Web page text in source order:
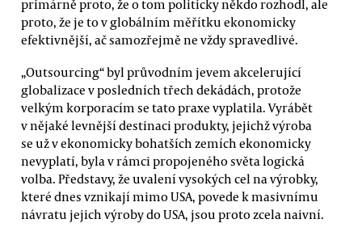
primárně proto, že o tom politicky někdo rozhodl, ale
proto, že je to v globálním měřítku ekonomicky
efektivnější, ač samozřejmě ne vždy spravedlivé.
„Outsourcing“ byl průvodním jevem akcelerující
globalizace v posledních třech dekádách, protože
velkým korporacím se tato praxe vyplatila. Vyrábět
v nějaké levnější destinaci produkty, jejichž výroba
se už v ekonomicky bohatších zemích ekonomicky
nevyplatí, byla v rámci propojeného světa logická
volba. Představy, že uvalení vysokých cel na výrobky,
které dnes vznikají mimo USA, povede k masivnímu
návratu jejich výroby do USA, jsou proto zcela naivní.